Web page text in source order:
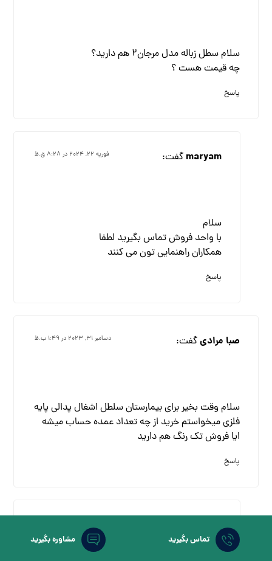
سلام سطل زباله مدل مرجان۲ هم دارید؟
چه قیمت هست ؟
پاسخ
maryam گفت: فوریه ۲۲, ۲۰۲۴ در ۸:۲۸ ق.ظ
سلام
با واحد فروش تماس بگیرید لطفا
همکاران راهنمایی تون می کنند
پاسخ
صبا مرادیگفت: دسامبر ۳۱, ۲۰۲۳ در ۱:۴۹ ب.ظ
سلام وقت بخیر برای بیمارستان سلطل اشغال پدالی پایه
فلزی میخواستم خرید از چه تعداد عمده حساب میشه
ایا فروش تک رنگ هم دارید
پاسخ
maryam
تماس بگیرید مشاوره بگیرید